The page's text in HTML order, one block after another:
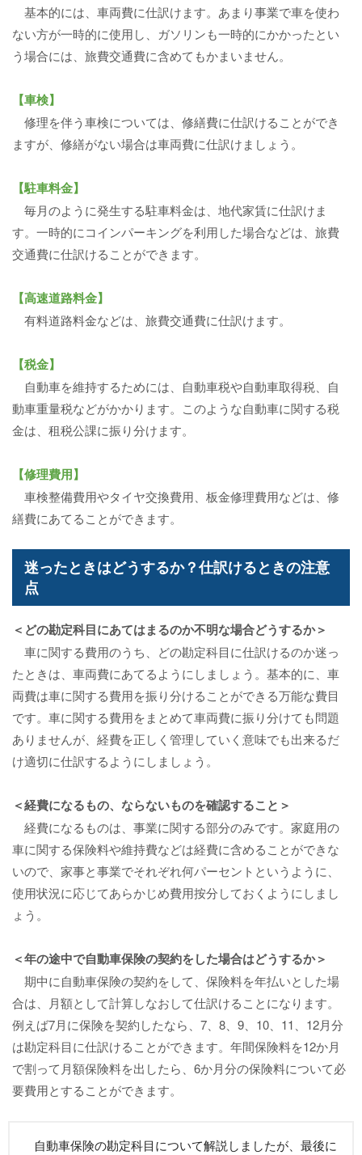
基本的には、車両費に仕訳けます。あまり事業で車を使わ
ない方が一時的に使用し、ガソリンも一時的にかかったとい
う場合には、旅費交通費に含めてもかまいません。
【車検】
修理を伴う車検については、修繕費に仕訳けることができ
ますが、修繕がない場合は車両費に仕訳けましょう。
【駐車料金】
毎月のように発生する駐車料金は、地代家賃に仕訳けま
す。一時的にコインパーキングを利用した場合などは、旅費
交通費に仕訳けることができます。
【高速道路料金】
有料道路料金などは、旅費交通費に仕訳けます。
【税金】
自動車を維持するためには、自動車税や自動車取得税、自
動車重量税などがかかります。このような自動車に関する税
金は、租税公課に振り分けます。
【修理費用】
車検整備費用やタイヤ交換費用、板金修理費用などは、修
繕費にあてることができます。
迷ったときはどうするか？仕訳けるときの注意
点
＜どの勘定科目にあてはまるのか不明な場合どうするか＞
車に関する費用のうち、どの勘定科目に仕訳けるのか迷っ
たときは、車両費にあてるようにしましょう。基本的に、車
両費は車に関する費用を振り分けることができる万能な費目
です。車に関する費用をまとめて車両費に振り分けても問題
ありませんが、経費を正しく管理していく意味でも出来るだ
け適切に仕訳するようにしましょう。
＜経費になるもの、ならないものを確認すること＞
経費になるものは、事業に関する部分のみです。家庭用の
車に関する保険料や維持費などは経費に含めることができな
いので、家事と事業でそれぞれ何パーセントというように、
使用状況に応じてあらかじめ費用按分しておくようにしまし
ょう。
＜年の途中で自動車保険の契約をした場合はどうするか＞
期中に自動車保険の契約をして、保険料を年払いとした場
合は、月額として計算しなおして仕訳けることになります。
例えば7月に保険を契約したなら、7、8、9、10、11、12月分
は勘定科目に仕訳けることができます。年間保険料を12か月
で割って月額保険料を出したら、6か月分の保険料について必
要費用とすることができます。
自動車保険の勘定科目について解説しましたが、最後に